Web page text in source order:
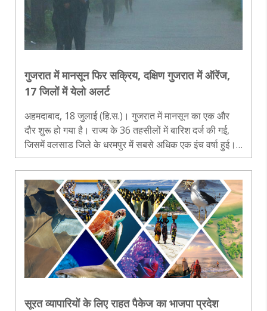
गुजरात में मानसून फिर सक्रिय, दक्षिण गुजरात में ऑरेंज,
17 जिलों में येलो अलर्ट
अहमदाबाद, 18 जुलाई (हि.स.)। गुजरात में मानसून का एक और
दौर शुरू हो गया है। राज्य के 36 तहसीलों में बारिश दर्ज की गई,
जिसमें वलसाड जिले के धरमपुर में सबसे अधिक एक इंच वर्षा हुई।
मौसम विभाग ने दक्षिण गुजरात के कई जिलों में अगले तीन घंटे तक
भारी बारि..
सूरत व्यापारियों के लिए राहत पैकेज का भाजपा प्रदेश